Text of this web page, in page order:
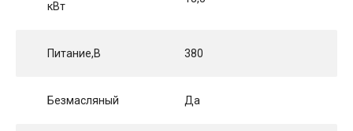
кВт
Питание,В 380
Безмасляный Да